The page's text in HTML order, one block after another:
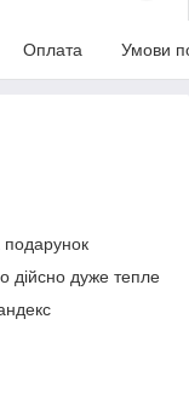
Оплата Умови
подарунок
дійсно дуже тепле